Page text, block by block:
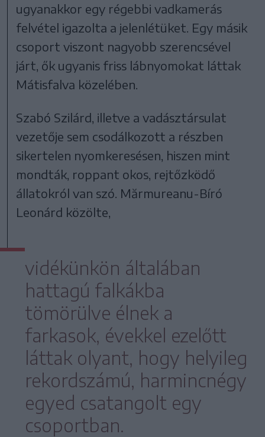
ugyanakkor egy régebbi vadkamerás
felvétel igazolta a jelenlétüket. Egy másik
csoport viszont nagyobb szerencsével
járt, ők ugyanis friss lábnyomokat láttak
Mátisfalva közelében.
Szabó Szilárd, illetve a vadásztársulat
vezetője sem csodálkozott a részben
sikertelen nyomkeresésen, hiszen mint
mondták, roppant okos, rejtőzködő
állatokról van szó. Mărmureanu-Bíró
Leonárd közölte,
vidékünkön általában
hattagú falkákba
tömörülve élnek a
farkasok, évekkel ezelőtt
láttak olyant, hogy helyileg
rekordszámú, harmincnégy
egyed csatangolt egy
csoportban.